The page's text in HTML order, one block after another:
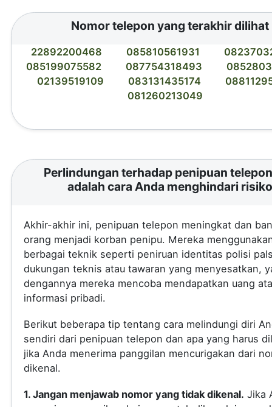
Nomor telepon yang terakhir dilihat
22892200468 085810561931
085199075582
087754318493
02139519109
083131435174
081260213049
Perlindungan terhadap penipuan
adalah cara Anda menghindari risiko
Akhir-akhir ini, penipuan telepon meningkat dan
orang menjadi korban penipu. Mereka
berbagai teknik seperti peniruan identitas polisi
dukungan teknis atau tawaran yang menyesatkan,
dengannya mereka mencoba mendapatkan uang
informasi pribadi.
Berikut beberapa tip tentang cara melindungi diri
sendiri dari penipuan telepon dan apa yang harus
jika Anda menerima panggilan mencurigakan dari
dikenal.
1. Jangan menjawab nomor yang tidak dikenal. Jika